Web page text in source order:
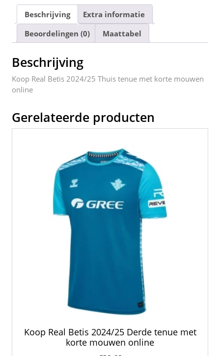
c
e
b
o
o
k
itt
er
ai
l
er
e
st
d
di
t
k
e
dI
e
n
Beschrijving
Extra informatie
Beoordelingen (0)
Maattabel
Beschrijving
Koop Real Betis 2024/25 Thuis tenue met korte mouwen
online
Gerelateerde producten
Koop Real Betis 2024/25 Derde tenue met
korte mouwen online